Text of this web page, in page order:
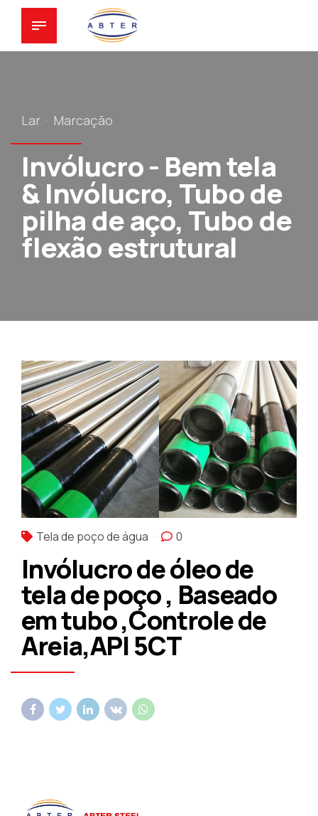
Lar Marcação
Invólucro - Bem tela
& Invólucro, Tubo de
pilha de aço, Tubo de
flexão estrutural
Tela de poço de água 0
Invólucro de óleo de
tela de poço , Baseado
em tubo ,Controle de
Areia,API 5CT